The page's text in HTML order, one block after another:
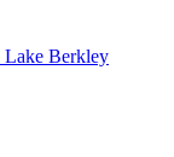
Lake Berkley